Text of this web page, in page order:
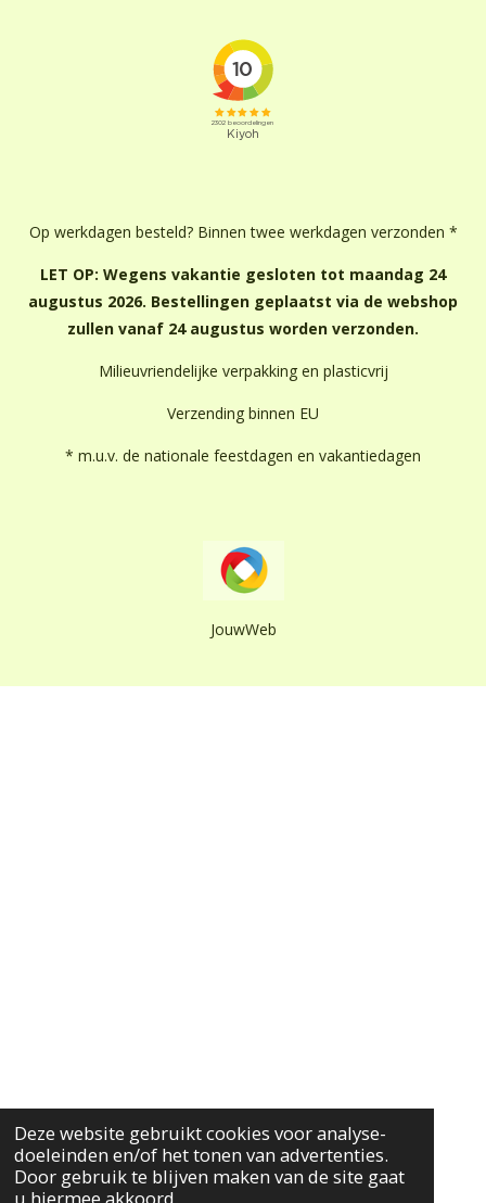
Deze website gebruikt cookies voor analyse-
doeleinden en/of het tonen van advertenties.
Door gebruik te blijven maken van de site gaat
Op werkdagen besteld? Binnen twee werkdagen verzonden *
LET OP: Wegens vakantie gesloten tot maandag 24
augustus 2026. Bestellingen geplaatst via de webshop
zullen vanaf 24 augustus worden verzonden.
Milieuvriendelijke verpakking en plasticvrij
Verzending binnen EU
* m.u.v. de nationale feestdagen en vakantiedagen
JouwWeb